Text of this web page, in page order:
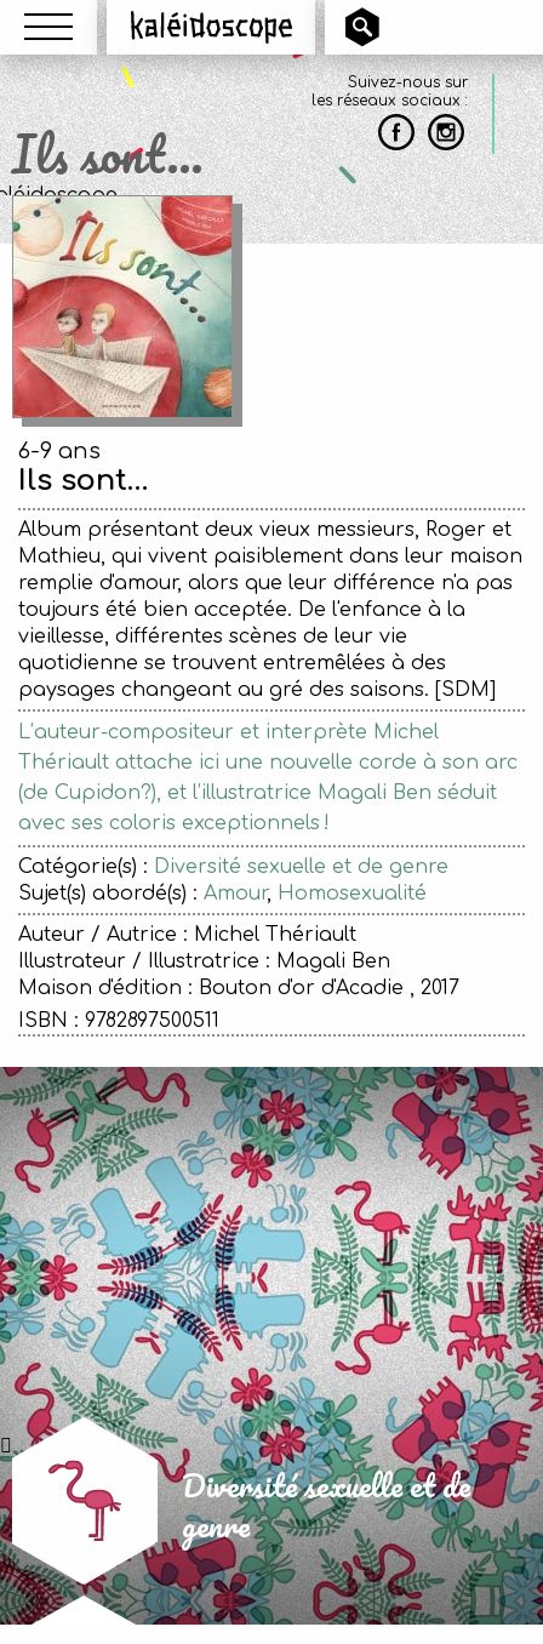
Menu Kaléidoscope
Suivez-nous sur
les réseaux sociaux :
Ils sont…
6-9 ans
Ils sont…
Album présentant deux vieux messieurs, Roger et
Mathieu, qui vivent paisiblement dans leur maison
remplie d'amour, alors que leur différence n'a pas
toujours été bien acceptée. De l'enfance à la
vieillesse, différentes scènes de leur vie
quotidienne se trouvent entremêlées à des
paysages changeant au gré des saisons. [SDM]
L’auteur-compositeur et interprète Michel
Thériault attache ici une nouvelle corde à son arc
(de Cupidon?), et l’illustratrice Magali Ben séduit
avec ses coloris exceptionnels !
Catégorie(s) : Diversité sexuelle et de genre
Sujet(s) abordé(s) : Amour, Homosexualité
Auteur / Autrice : Michel Thériault
Illustrateur / Illustratrice : Magali Ben
Maison d'édition : Bouton d'or d'Acadie , 2017
ISBN : 9782897500511
Diversité sexuelle et de
genre